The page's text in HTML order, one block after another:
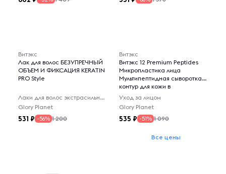
Витэкс
Лак для волос БЕЗУПРЕЧНЫЙ
ОБЪЕМ И ФИКСАЦИЯ KERATIN
PRO Style
Лаки для волос экстрасильной фиксации
Glory Planet
531 -56% 1 200
Витэкс
Витэкс 12 Premium Peptides
Микропластика лица
Мультипептидная сыворотка-
контур для кожи в
Уход за лицом
Glory Planet
535 -51% 1 090
Все цены